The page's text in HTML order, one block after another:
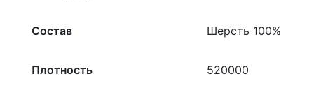
Состав Шерсть 100%
Плотность 520000